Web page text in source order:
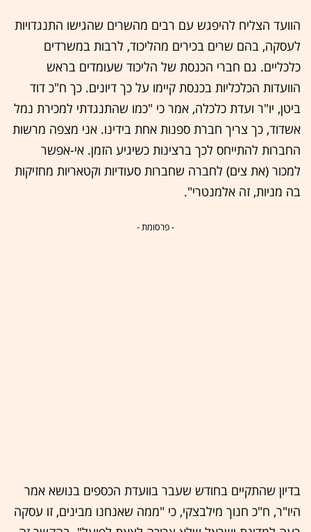
הוועד הצליח להיפגש עם רבים מהשרים שהגישו התנגדויות
לעסקה, בהם שרים בכירים מהליכוד, לרבות במשרדים
כלכליים. גם חברי הכנסת של הליכוד שעומדים בראש
הוועדות הכלכליות בכנסת קיימו על כך דיונים. כך ח"כ דוד
ביטן, יו"ר ועדת כלכלה, אמר כי "כמו שהתנגדתי למכירת נמל
אשדוד, כך צריך חברת ספנות אחת בידינו. אני מצפה מרשות
החברות להתייחס לכך ברצינות כשיגיע הזמן. אי-אפשר
למכור (את צים) לחברה שחברות סעודיות וקטאריות מחזיקות
בה מניות, זה אלמנטרי".
- פרסומת -
בדיון שהתקיים בחודש שעבר בוועדת הכספים בנושא אמר
היו"ר, ח"כ חנוך מילבצקי, כי "ממה שאנחנו מבינים, זו עסקה